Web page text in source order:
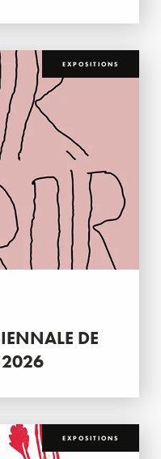
EXPOSITIONS
DE
2026
EXPOSITIONS